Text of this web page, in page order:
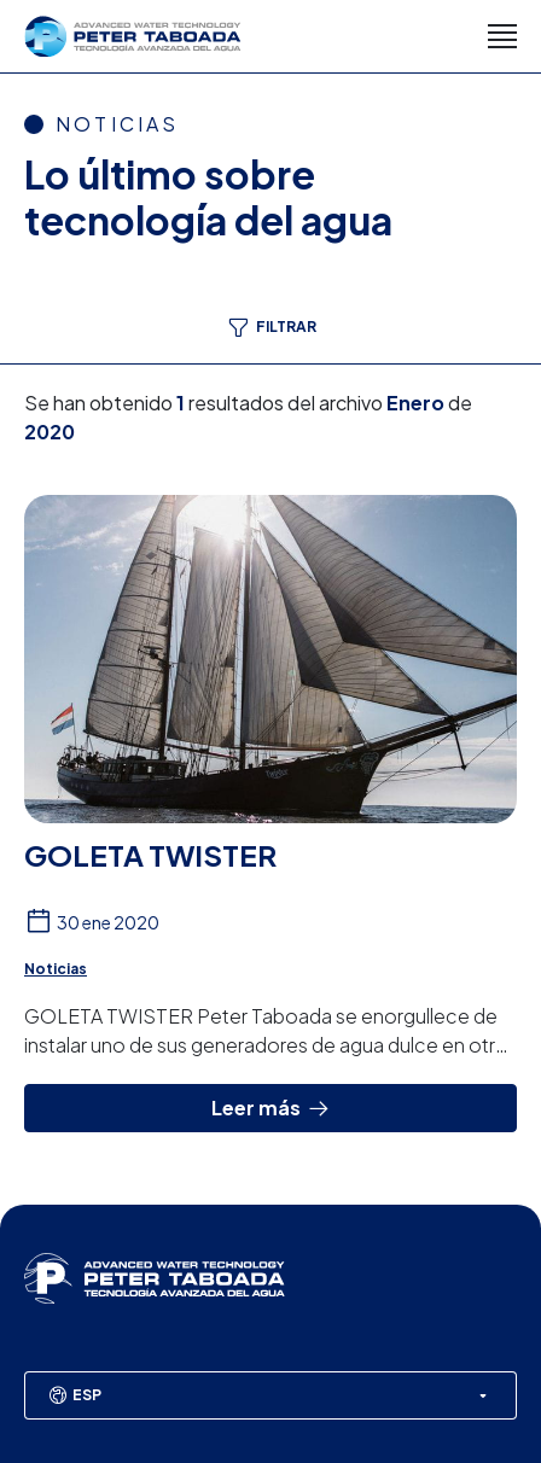
NOTICIAS
Lo último sobre
tecnología del agua
FILTRAR
Se han obtenido1resultados del archivo Enerode
2020
GOLETA TWISTER
30 ene 2020
Noticias
GOLETA TWISTER Peter Taboada se enorgullece de
instalar uno de sus generadores de agua dulce en otro
Leer más
ESP